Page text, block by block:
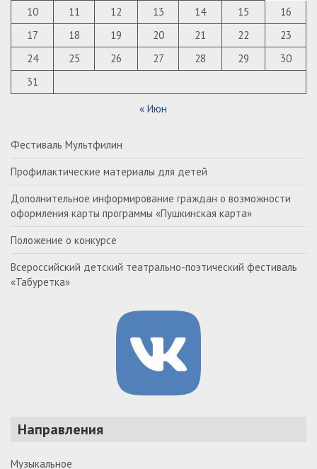
10
11 12 13 14 15
16
17
18 19 20 21 22
23
24
25 26 27 28 29
30
31
« Июн
Фестиваль Мультфилин
Профилактические материалы для детей
Дополнительное информирование граждан о возможности
оформления карты программы «Пушкинская карта»
Положение о конкурсе
Всероссийский детский театрально-поэтический фестиваль
«Табуретка»
Направления
Музыкальное